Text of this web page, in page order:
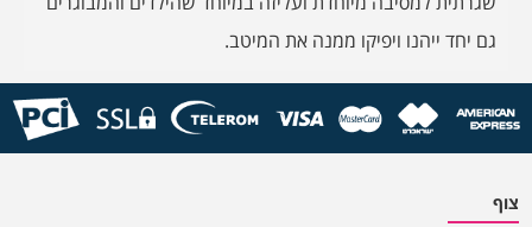
גם יחד ייהנו ויפיקו ממנה את המיטב.
צוף